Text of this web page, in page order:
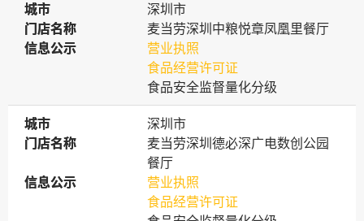
城市
城市
深圳市
门店名称
门店名称
麦当劳深圳中粮悦章凤凰里餐厅
信息公示
信息公示
营业执照
食品经营许可证
食品安全监督量化分级
城市
城市
深圳市
门店名称
门店名称
麦当劳深圳德必深广电数创公园
餐厅
信息公示
信息公示
营业执照
食品经营许可证